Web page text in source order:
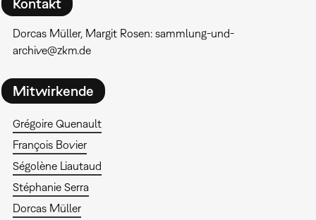
Kontakt
Dorcas Müller, Margit Rosen: sammlung-und-
archive@zkm.de
Mitwirkende
Grégoire Quenault
François Bovier
Ségolène Liautaud
Stéphanie Serra
Dorcas Müller